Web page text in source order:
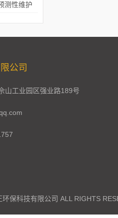
测性维护
公司
山工业园区强业路189号
保科技有限公司 ALL RIGHTS